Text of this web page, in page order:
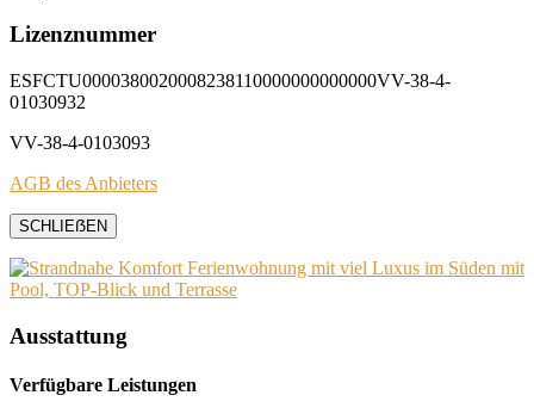
Lizenznummer
ESFCTU0000380020008238110000000000000VV-38-4-
01030932
VV-38-4-0103093
AGB des Anbieters
SCHLIEẞEN
Ausstattung
Verfügbare Leistungen